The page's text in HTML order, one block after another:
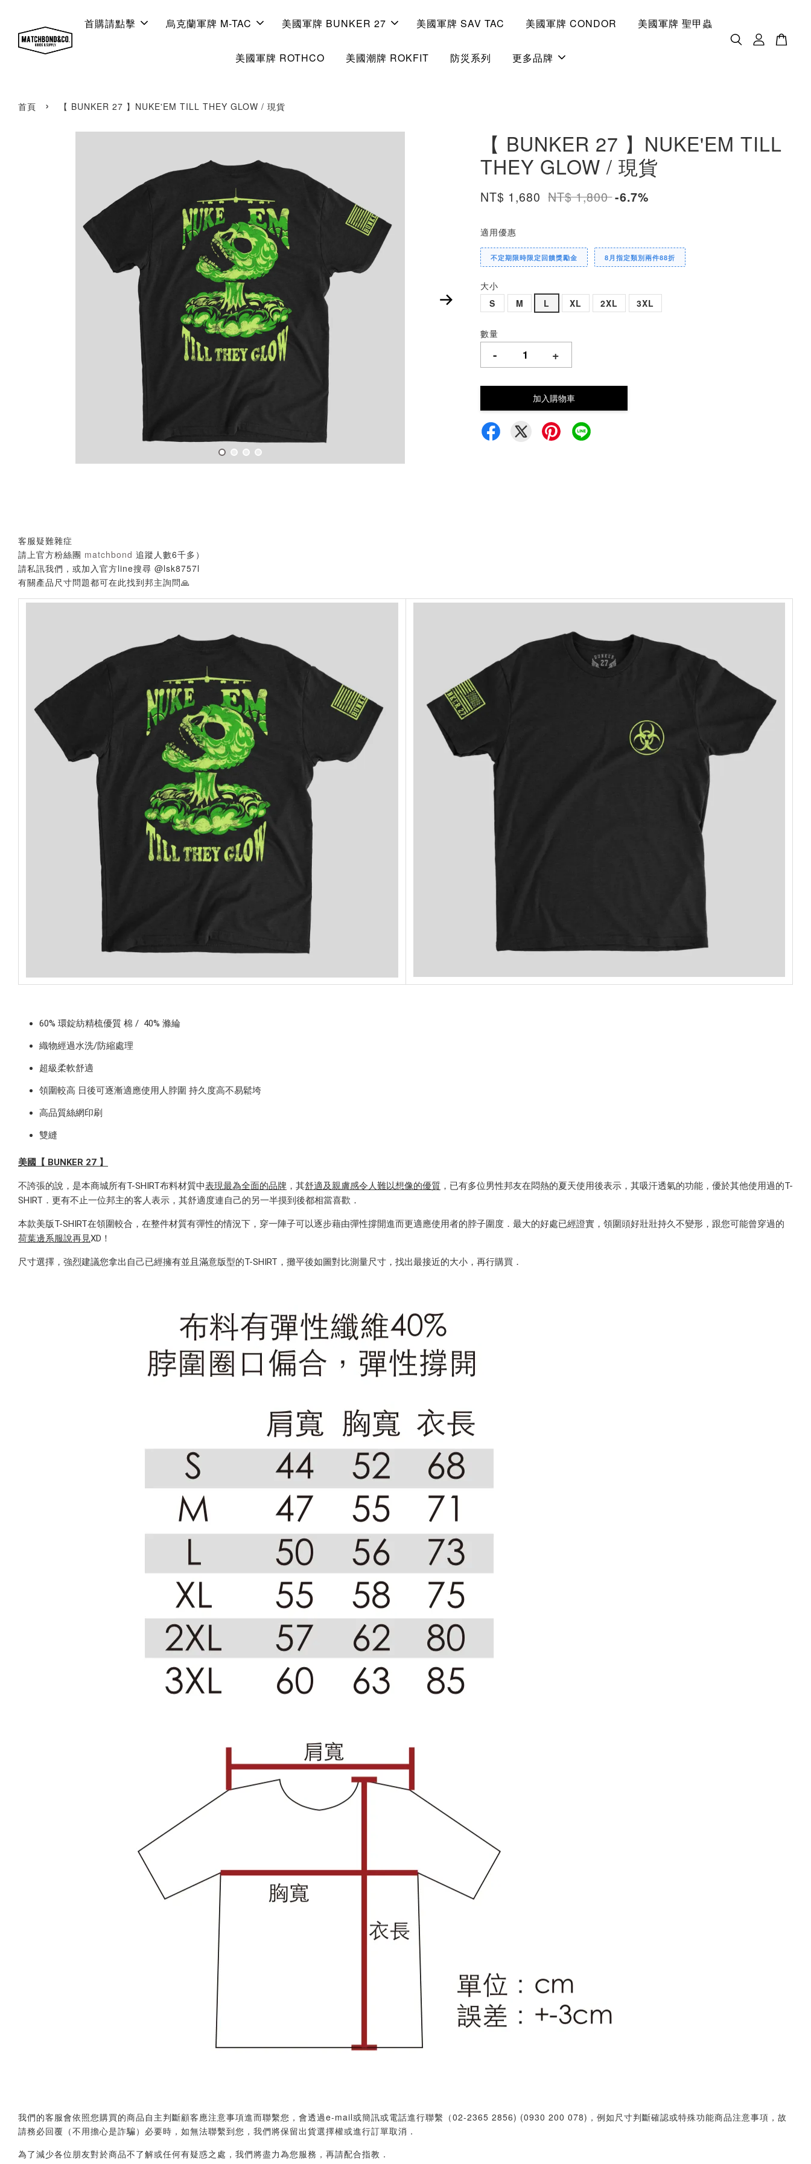
首購請點擊 烏克蘭軍牌 M-TAC 美國軍牌 BUNKER 27 美國軍牌 SAV TAC 美國軍牌 CONDOR 美國軍牌 聖甲蟲
美國軍牌 ROTHCO 美國潮牌 ROKFIT 防災系列 更多品牌
首頁 › 【 BUNKER 27 】NUKE'EM TILL THEY GLOW / 現貨
【 BUNKER 27 】NUKE'EM TILL
THEY GLOW / 現貨
NT$ 1,680 NT$ 1,800-6.7%
適用優惠
不定期限時限定回饋獎勵金 8月指定類別兩件88折
大小
S
M L XL 2XL 3XL
數量
- +
加入購物車
客服疑難雜症
請上官方粉絲團 matchbond 追蹤人數6千多）
請私訊我們，或加入官方line搜尋 @lsk8757l
有關產品尺寸問題都可在此找到邦主詢問🙏
60% 環錠紡精梳優質 棉 / 40% 滌綸
織物經過水洗/防縮處理
超級柔軟舒適
領圍較高 日後可逐漸適應使用人脖圍 持久度高不易鬆垮
高品質絲網印刷
雙縫
美國【 BUNKER 27 】
不誇張的說，是本商城所有T-SHIRT布料材質中表現最為全面的品牌 ， 其舒適及親膚感令人難以想像的優質 ，已有多位男性邦友在悶熱的夏天使用後表示，其吸汗透氣的功能，優於其他使用過的T-
SHIRT．更有不止一位邦主的客人表示，其舒適度連自己的另一半摸到後都相當喜歡．
本款美版T-SHIRT在領圍較合，在整件材質有彈性的情況下，穿一陣子可以逐步藉由彈性撐開進而更適應使用者的脖子圍度．最大的好處已經證實，領圍頭好壯壯持久不變形，跟您可能曾穿過的
荷葉邊系服說再見XD！
尺寸選擇，強烈建議您拿出自己已經擁有並且滿意版型的T-SHIRT，攤平後如圖對比測量尺寸，找出最接近的大小，再行購買．
我們的客服會依照您購買的商品自主判斷顧客應注意事項進而聯繫您，會透過e-mail或簡訊或電話進行聯繫（02-2365 2856) (0930 200 078)，例如尺寸判斷確認或特殊功能商品注意事項，故
請務必回覆（不用擔心是詐騙）必要時，如無法聯繫到您，我們將保留出貨選擇權或進行訂單取消．
為了減少各位朋友對於商品不了解或任何有疑惑之處，我們將盡力為您服務，再請配合指教．